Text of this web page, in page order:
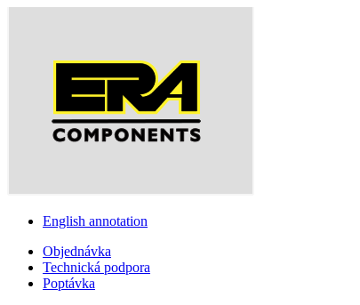
English annotation
Objednávka
Technická podpora
Poptávka